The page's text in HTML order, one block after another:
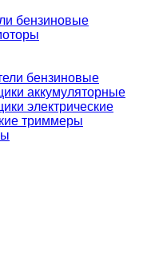
бензиновые
бензиновые
аккумуляторные
электрические
триммеры